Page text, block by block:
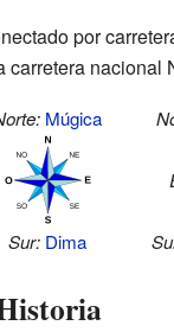
por
carretera nacional
Múgica
Sur: Dima